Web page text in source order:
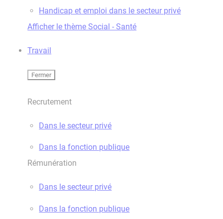
Handicap et emploi dans le secteur privé
Afficher le thème Social - Santé
Travail
Fermer
Recrutement
Dans le secteur privé
Dans la fonction publique
Rémunération
Dans le secteur privé
Dans la fonction publique